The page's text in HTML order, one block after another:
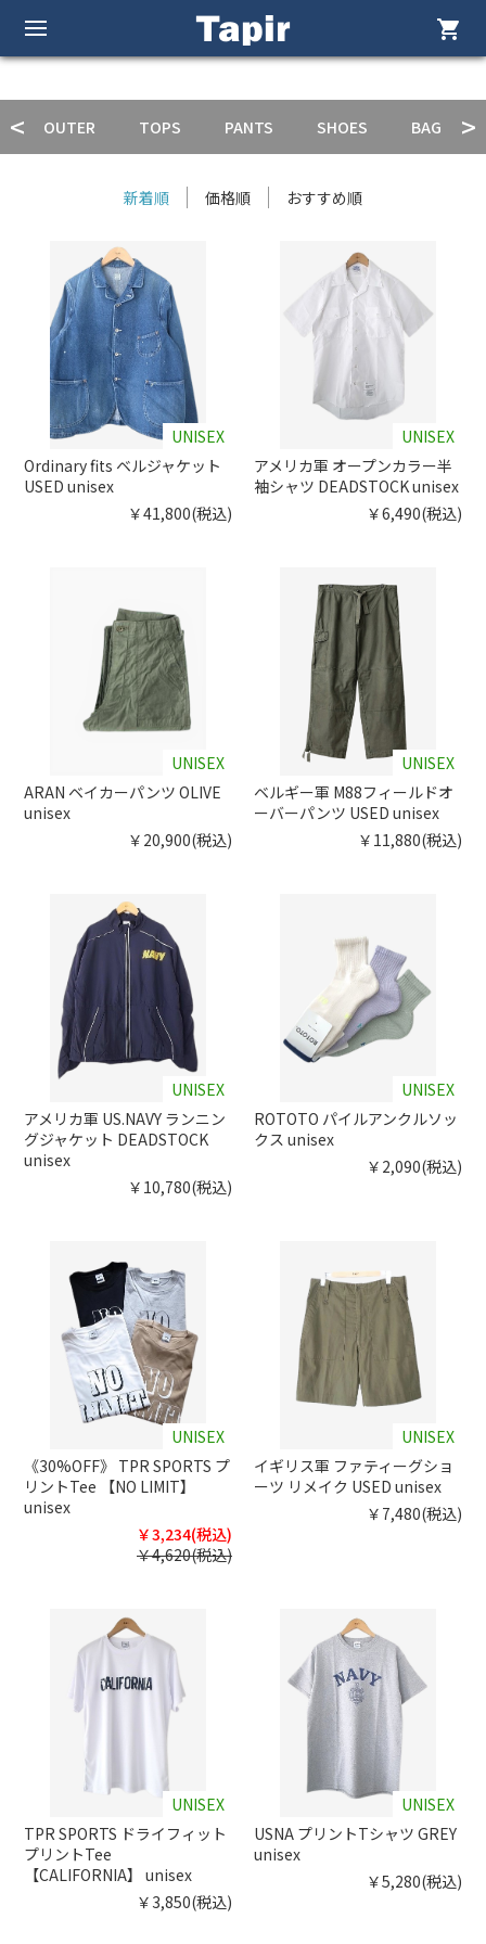
shopping_cart
OUTER TOPS PANTS SHOES BAG
新着順 価格順 おすすめ順
UNISEX
Ordinary fits ベルジャケット
USED unisex
￥41,800(税込)
UNISEX
アメリカ軍 オープンカラー半
袖シャツ DEADSTOCK unisex
￥6,490(税込)
UNISEX
ARAN ベイカーパンツ OLIVE
unisex
￥20,900(税込)
UNISEX
ベルギー軍 M88フィールドオ
ーバーパンツ USED unisex
￥11,880(税込)
UNISEX
アメリカ軍 US.NAVY ランニン
グジャケット DEADSTOCK
unisex
￥10,780(税込)
UNISEX
ROTOTO パイルアンクルソッ
クス unisex
￥2,090(税込)
UNISEX
《30%OFF》 TPR SPORTS プ
リントTee 【NO LIMIT】
unisex
￥3,234(税込)
￥4,620(税込)
UNISEX
イギリス軍 ファティーグショ
ーツ リメイク USED unisex
￥7,480(税込)
UNISEX
TPR SPORTS ドライフィット
プリントTee
【CALIFORNIA】 unisex
￥3,850(税込)
UNISEX
USNA プリントTシャツ GREY
unisex
￥5,280(税込)